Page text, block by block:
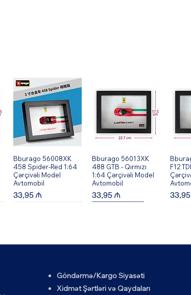
Quick View
Bburago 56008XK
458 Spider-Red 1:64
Çərçivəli Model
Avtomobil
Price
33,95 ₼
Quick View
Bburago 56013XK
488 GTB - Qırmızı
1:64 Çərçivəli Model
Avtomobil
Price
33,95 ₼
F12
Price
430 Scuderia -
Quick View
Mark Ryden MR6602
Okul Tarzı Klasik İş ve
Göndərmə/Kargo Siyasəti
Xidmət Şərtləri və Qaydaları